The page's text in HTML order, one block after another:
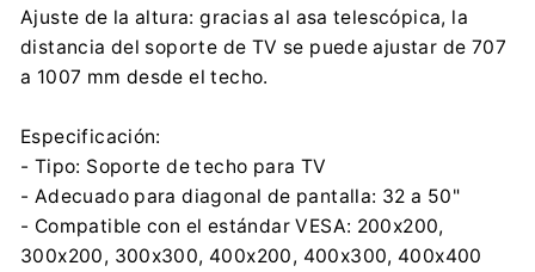
Ajuste de la altura: gracias al asa telescópica, la
distancia del soporte de TV se puede ajustar de 707
a 1007 mm desde el techo.
Especificación:
- Tipo: Soporte de techo para TV
- Adecuado para diagonal de pantalla: 32 a 50"
- Compatible con el estándar VESA: 200x200,
300x200, 300x300, 400x200, 400x300, 400x400